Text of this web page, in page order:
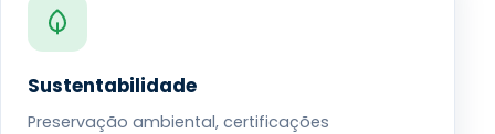
Sustentabilidade
Preservação ambiental, certificações